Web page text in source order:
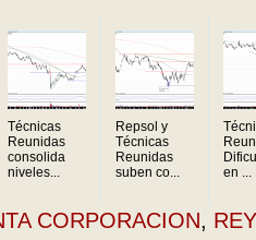
Técnicas
Reunidas
consolida
niveles...
Repsol y
Técnicas
Reunidas
suben co...
en ...
CORPORACION,